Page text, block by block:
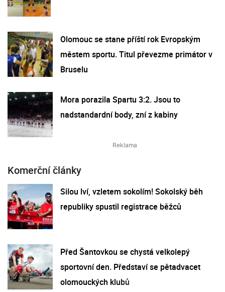
Olomouc se stane příští rok Evropským
městem sportu. Titul převezme primátor v
Bruselu
Mora porazila Spartu 3:2. Jsou to
nadstandardní body, zní z kabiny
Komerční články
Silou lví, vzletem sokolím! Sokolský běh
republiky spustil registrace běžců
Před Šantovkou se chystá velkolepý
sportovní den. Představí se pětadvacet
olomouckých klubů